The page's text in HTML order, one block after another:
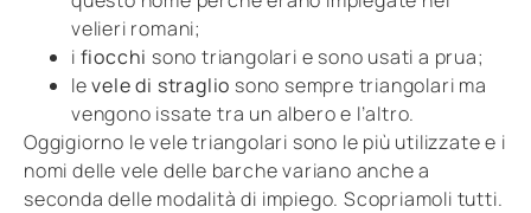
velieri romani;
i fiocchi sono triangolari e sono usati a prua;
levele di straglio sono sempre triangolari ma
vengono issate tra un albero e l’altro.
Oggigiorno le vele triangolari sono le più utilizzate e i
nomi delle vele delle barche variano anche a
seconda delle modalità di impiego. Scopriamoli tutti.